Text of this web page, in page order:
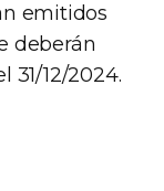
emitidos
deberán
31/12/2024.